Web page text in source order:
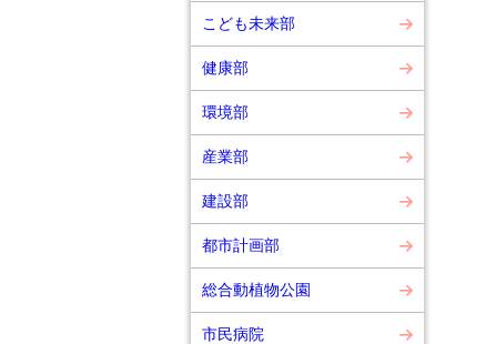
こども未来部
健康部
環境部
産業部
建設部
都市計画部
総合動植物公園
市民病院